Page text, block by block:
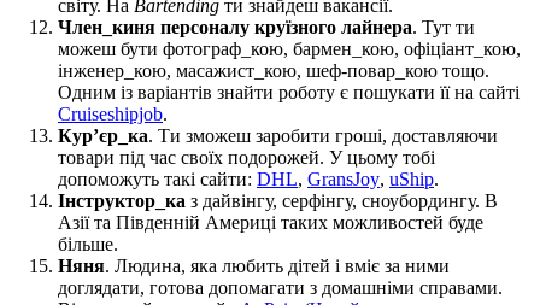
світу. На Bartending ти знайдеш вакансії.
Член_киня персоналу круїзного лайнера. Тут ти
можеш бути фотограф_кою, бармен_кою, офіціант_кою,
інженер_кою, масажист_кою, шеф-повар_кою тощо.
Одним із варіантів знайти роботу є пошукати її на сайті
Cruiseshipjob.
Кур’єр_ка. Ти зможеш заробити гроші, доставляючи
товари під час своїх подорожей. У цьому тобі
допоможуть такі сайти: DHL, GransJoy, uShip.
Інструктор_ка з дайвінгу, серфінгу, сноубордингу. В
Азії та Південній Америці таких можливостей буде
більше.
Няня. Людина, яка любить дітей і вміє за ними
доглядати, готова допомагати з домашніми справами.